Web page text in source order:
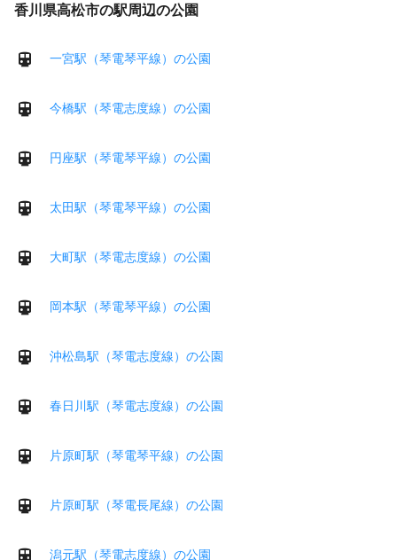
香川県高松市の駅周辺の公園
一宮駅（琴電琴平線）の公園
今橋駅（琴電志度線）の公園
円座駅（琴電琴平線）の公園
太田駅（琴電琴平線）の公園
大町駅（琴電志度線）の公園
岡本駅（琴電琴平線）の公園
沖松島駅（琴電志度線）の公園
春日川駅（琴電志度線）の公園
片原町駅（琴電琴平線）の公園
片原町駅（琴電長尾線）の公園
潟元駅（琴電志度線）の公園